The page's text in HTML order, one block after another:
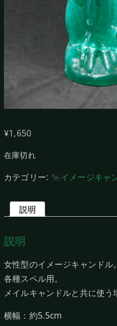
¥1,650
在庫切れ
カテゴリー: イメージキャ
説明
説明
女性型のイメージキャンドル。
各種スペル用。
メイルキャンドルと共に使う
横幅：約5.5cm